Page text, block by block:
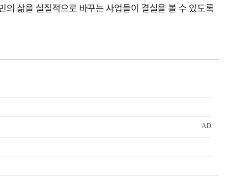
삶을 실질적으로 바꾸는 사업들이 결실을 볼 수 있도록